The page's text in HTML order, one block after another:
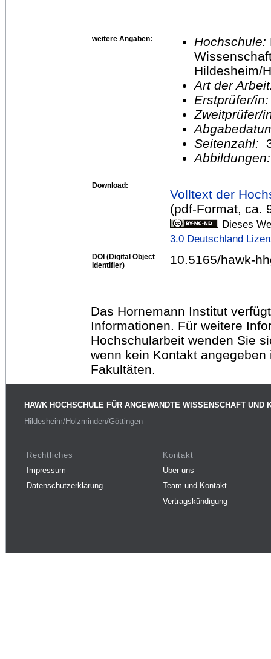
weitere Angaben: Hochschule:
Hildesheim/
Art der
Erstprüfer/
Seitenzahl:
Download:
Volltext der
(pdf-Format, ca.
Dieses
3.0 Deutschland
DOI (Digital Object
Identifier)
10.5165/hawk-
Das Hornemann Institut
Informationen. Für weitere
Hochschularbeit wenden Sie
wenn kein Kontakt
Fakultäten.
HAWK HOCHSCHULE FÜR ANGEWANDTE WISSENSCHAFT UND
Hildesheim/Holzminden/Göttingen
Rechtliches
Impressum
Datenschutzerklärung
Kontakt
Über uns
Team und Kontakt
Vertragskündigung